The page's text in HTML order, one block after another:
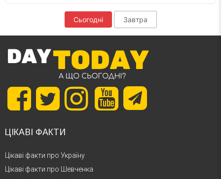
Сьогодні Завтра
ЦІКАВІ ФАКТИ
Цікаві факти про Україну
Цікаві факти про Шевченка